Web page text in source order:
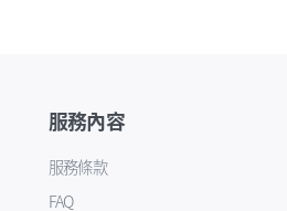
服務內容
服務條款
FAQ